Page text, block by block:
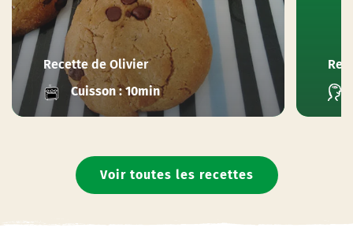
Recette de Olivier
Cuisson : 10min
Voir toutes les recettes